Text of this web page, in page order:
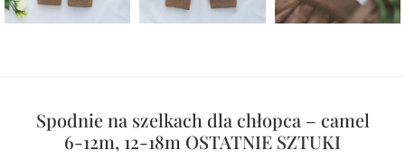
Spodnie na szelkach dla chłopca – camel
6-12m, 12-18m OSTATNIE SZTUKI